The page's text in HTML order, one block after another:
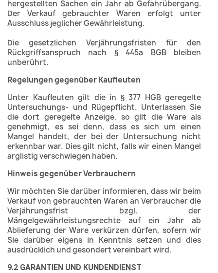
hergestellten Sachen ein Jahr ab Gefahrübergang.
Der Verkauf gebrauchter Waren erfolgt unter
Ausschluss jeglicher Gewährleistung.
Die gesetzlichen Verjährungsfristen für den
Rückgriffsanspruch nach § 445a BGB bleiben
unberührt.
Regelungen gegenüber Kaufleuten
Unter Kaufleuten gilt die in § 377 HGB geregelte
Untersuchungs- und Rügepflicht. Unterlassen Sie
die dort geregelte Anzeige, so gilt die Ware als
genehmigt, es sei denn, dass es sich um einen
Mangel handelt, der bei der Untersuchung nicht
erkennbar war. Dies gilt nicht, falls wir einen Mangel
arglistig verschwiegen haben.
Hinweis gegenüber Verbrauchern
Wir möchten Sie darüber informieren, dass wir beim
Verkauf von gebrauchten Waren an Verbraucher die
Verjährungsfrist bzgl. der
Mängelgewährleistungsrechte auf ein Jahr ab
Ablieferung der Ware verkürzen dürfen, sofern wir
Sie darüber eigens in Kenntnis setzen und dies
ausdrücklich und gesondert vereinbart wird.
9.2 GARANTIEN UND KUNDENDIENST